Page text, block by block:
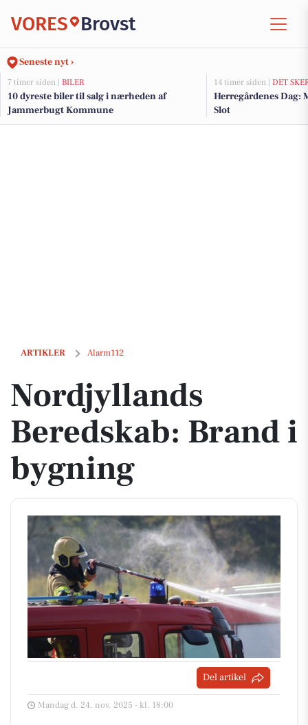
VORES Brovst
Seneste nyt ›
7 timer siden | BILER
10 dyreste biler til salg i nærheden af
Jammerbugt Kommune
14 timer siden | DET
Herregårdenes Dag:
Slot
ARTIKLER Alarm112
Nordjyllands Beredskab: Brand i bygning
Nordjyllands
Beredskab: Brand i
bygning
Del artikel
Mandag d. 24. nov. 2025 - kl. 18:00